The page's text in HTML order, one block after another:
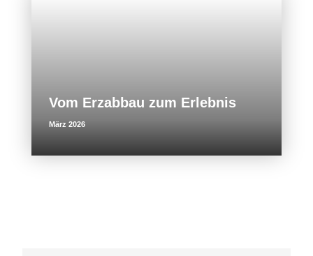
Vom Erzabbau zum Erlebnis
März 2026